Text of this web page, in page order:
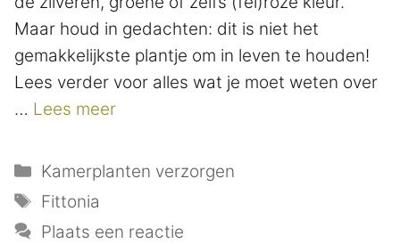
Maar houd in gedachten: dit is niet het
gemakkelijkste plantje om in leven te houden!
Lees verder voor alles wat je moet weten over
… Lees meer
Categorieën
Kamerplanten verzorgen
Tags
Fittonia
Plaats een reactie